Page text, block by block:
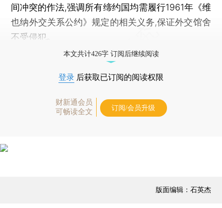
间冲突的作法,强调所有缔约国均需履行1961年《维
也纳外交关系公约》规定的相关义务,保证外交馆舍
不受侵犯｡
本文共计426字 订阅后继续阅读
登录 后获取已订阅的阅读权限
财新通会员
可畅读全文
订阅/会员升级
版面编辑：石英杰